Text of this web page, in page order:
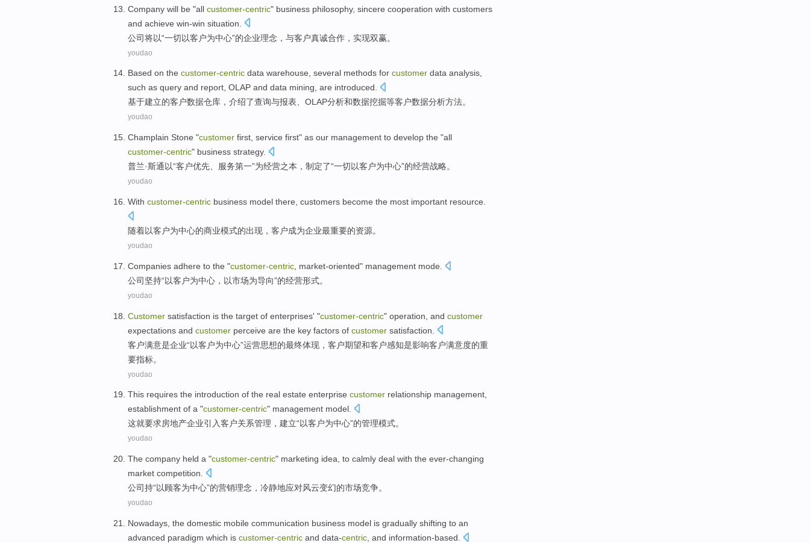
Company will be "all customer-centric" business philosophy, sincere cooperation with customers
and achieve win-win situation
公司将以“一切以客户为中心”的企业理念 ， 与客户真诚合作 ， 实现双赢。
youdao
Based on the customer-centric data warehouse, several methods for customer data analysis,
such as query and report, OLAP and data mining, are introduced.
基于建立的客户数据仓库 ， 介绍了查询与报表、 OLAP分析和数据挖掘等客户数据分析方法。
youdao
Champlain Stone "customer first service first" as our management to develop the "all
customer-centric" business strategy.
普兰·斯通以“客户优先 服务第一”为经营之本， 制定了“一切以客户为中心”的经营战略。
youdao
With customer-centric business model there customers become the most important resource
随着以客户为中心的商业模式的出现 ， 客户成为企业最重要的资源。
youdao
Companies adhere to the "customer-centric market-oriented" management mode
公司 坚持“以客户为中心 ， 以市场为导向”的经营形式。
youdao
Customer satisfaction is the target of enterprises' "customer-centric" operation , and customer
expectations and customer perceive are the key factors of customer satisfaction
客户满意是企业“以客户为中心”运营思想的最终体现，客户期望和客户感知是影响客户满意度的重
要指标。
youdao
This requires the introduction of the real estate enterprise customer relationship management,
establishment of a "customer-centric" management model.
这就要求房地产企业引入客户关系管理 ， 建立“以客户为中心”的管理模式。
youdao
The company held a "customer-centric" marketing idea , to calmly deal with the ever-changing
market competition
公司持“以顾客为中心”的营销理念 ， 冷静地应对风云变幻的市场竞争。
youdao
Nowadays the domestic mobile communication business model is gradually shifting to an
advanced paradigm which is customer-centric and data-centric , and information-based